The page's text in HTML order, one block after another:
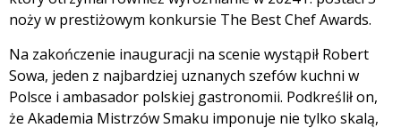
noży w prestiżowym konkursie The Best Chef Awards.
Na zakończenie inauguracji na scenie wystąpił Robert
Sowa, jeden z najbardziej uznanych szefów kuchni w
Polsce i ambasador polskiej gastronomii. Podkreślił on,
że Akademia Mistrzów Smaku imponuje nie tylko skalą,